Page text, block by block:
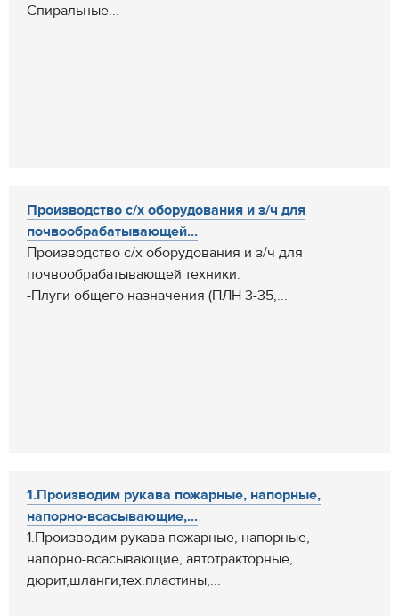
Спиральные...
Производство с/х оборудования и з/ч для
почвообрабатывающей...
Производство с/х оборудования и з/ч для
почвообрабатывающей техники:
-Плуги общего назначения (ПЛН 3-35,...
1.Производим рукава пожарные, напорные,
напорно-всасывающие,...
1.Производим рукава пожарные, напорные,
напорно-всасывающие, автотракторные,
дюрит,шланги,тех.пластины,...